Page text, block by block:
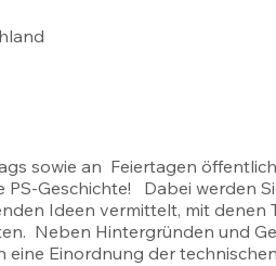
sowie an Feiertagen
Geschichte! Dabei werden
Ideen vermittelt, mit denen
Neben Hintergründen und
Einordnung der